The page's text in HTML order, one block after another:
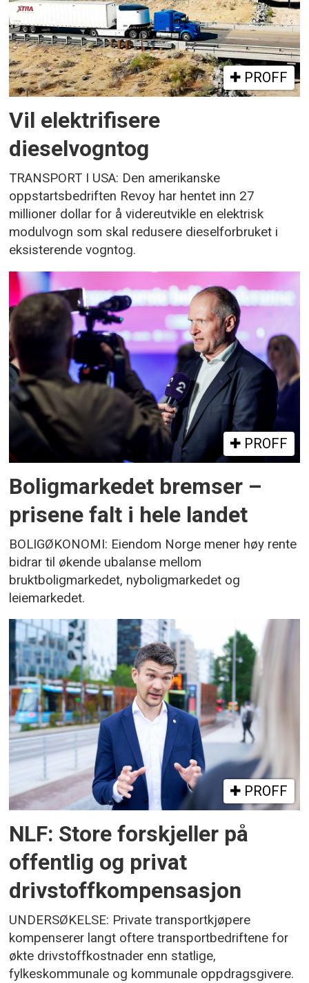
PROFF
Vil elektrifisere
dieselvogntog
TRANSPORT I USA: Den amerikanske
oppstartsbedriften Revoy har hentet inn 27
millioner dollar for å videreutvikle en elektrisk
modulvogn som skal redusere dieselforbruket i
eksisterende vogntog.
PROFF
Boligmarkedet bremser –
prisene falt i hele landet
BOLIGØKONOMI: Eiendom Norge mener høy rente
bidrar til økende ubalanse mellom
bruktboligmarkedet, nyboligmarkedet og
leiemarkedet.
PROFF
NLF: Store forskjeller på
offentlig og privat
drivstoffkompensasjon
UNDERSØKELSE: Private transportkjøpere
kompenserer langt oftere transportbedriftene for
økte drivstoffkostnader enn statlige,
fylkeskommunale og kommunale oppdragsgivere.